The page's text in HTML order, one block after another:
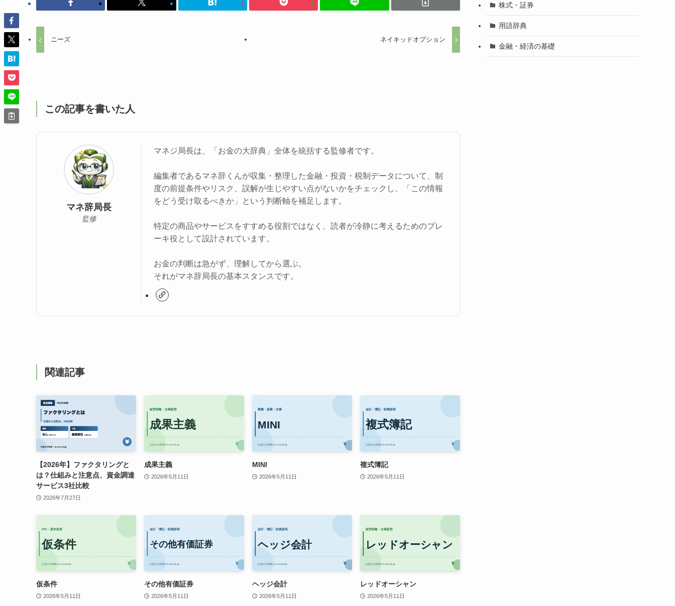
ニーズ ネイキッドオプション
この記事を書いた人
マネ辞局長
監修
マネジ局長は、「お金の大辞典」全体を統括する監修者です。
編集者であるマネ辞くんが収集・整理した金融・投資・税制データについて、制
度の前提条件やリスク、誤解が生じやすい点がないかをチェックし、「この情報
をどう受け取るべきか」という判断軸を補足します。
特定の商品やサービスをすすめる役割ではなく、読者が冷静に考えるためのブレ
ーキ役として設計されています。
お金の判断は急がず、理解してから選ぶ。
それがマネ辞局長の基本スタンスです。
関連記事
【2026年】ファクタリングと
は？仕組みと注意点、資金調達
サービス3社比較
2026年7月27日
成果主義
2026年5月11日
MINI
2026年5月11日
複式簿記
2026年5月11日
仮条件
2026年5月11日
その他有価証券
2026年5月11日
ヘッジ会計
2026年5月11日
レッドオーシャン
2026年5月11日
株式・証券
用語辞典
金融・経済の基礎